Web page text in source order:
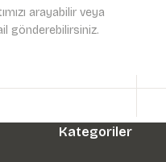
arayabilir veya
gönderebilirsiniz.
Kategoriler